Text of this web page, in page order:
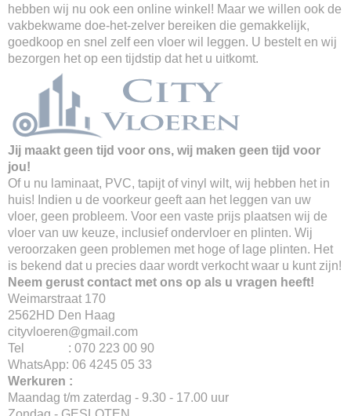
hebben wij nu ook een online winkel! Maar we willen ook de
vakbekwame doe-het-zelver bereiken die gemakkelijk,
goedkoop en snel zelf een vloer wil leggen. U bestelt en wij
bezorgen het op een tijdstip dat het u uitkomt.
Jij maakt geen tijd voor ons, wij maken geen tijd voor
jou!
Of u nu laminaat, PVC, tapijt of vinyl wilt, wij hebben het in
huis! Indien u de voorkeur geeft aan het leggen van uw
vloer, geen probleem. Voor een vaste prijs plaatsen wij de
vloer van uw keuze, inclusief ondervloer en plinten. Wij
veroorzaken geen problemen met hoge of lage plinten. Het
is bekend dat u precies daar wordt verkocht waar u kunt zijn!
Neem gerust contact met ons op als u vragen heeft!
Weimarstraat 170
2562HD Den Haag
cityvloeren@gmail.com
Tel : 070 223 00 90
WhatsApp: 06 4245 05 33
Werkuren :
Maandag t/m zaterdag - 9.30 - 17.00 uur